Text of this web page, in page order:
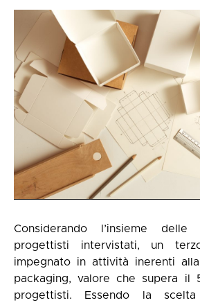
Considerando l’insieme
progettisti intervistati, un
impegnato in attività inerenti
packaging, valore che supera il
progettisti. Essendo la